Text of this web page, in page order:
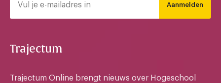
Aanmelden
Trajectum
Trajectum Online brengt nieuws over Hogeschool